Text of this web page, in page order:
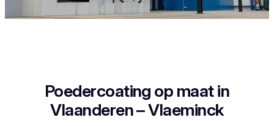
Poedercoating op maat in
Vlaanderen – Vlaeminck